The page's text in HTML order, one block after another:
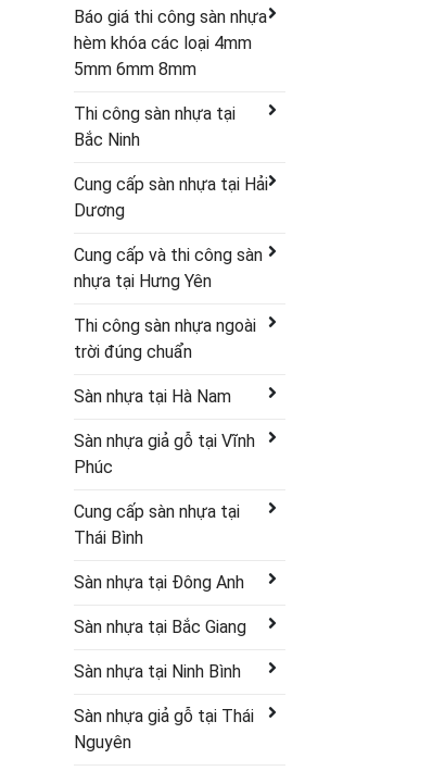
Báo giá thi công sàn nhựa
hèm khóa các loại 4mm
5mm 6mm 8mm
Thi công sàn nhựa tại
Bắc Ninh
Cung cấp sàn nhựa tại Hải
Dương
Cung cấp và thi công sàn
nhựa tại Hưng Yên
Thi công sàn nhựa ngoài
trời đúng chuẩn
Sàn nhựa tại Hà Nam
Sàn nhựa giả gỗ tại Vĩnh
Phúc
Cung cấp sàn nhựa tại
Thái Bình
Sàn nhựa tại Đông Anh
Sàn nhựa tại Bắc Giang
Sàn nhựa tại Ninh Bình
Sàn nhựa giả gỗ tại Thái
Nguyên